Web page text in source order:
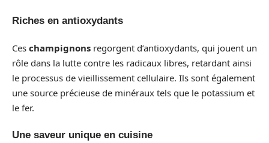
Riches en antioxydants
Ces champignons regorgent d’antioxydants, qui jouent un
rôle dans la lutte contre les radicaux libres, retardant ainsi
le processus de vieillissement cellulaire. Ils sont également
une source précieuse de minéraux tels que le potassium et
le fer.
Une saveur unique en cuisine